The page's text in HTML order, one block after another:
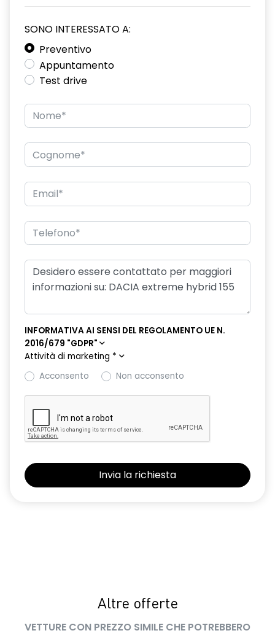
SONO INTERESSATO A:
Preventivo
Appuntamento
Test drive
INFORMATIVA AI SENSI DEL REGOLAMENTO UE N.
2016/679 "GDPR"
Attività di marketing *
Acconsento
Non acconsento
Altre offerte
VETTURE CON PREZZO SIMILE CHE POTREBBERO